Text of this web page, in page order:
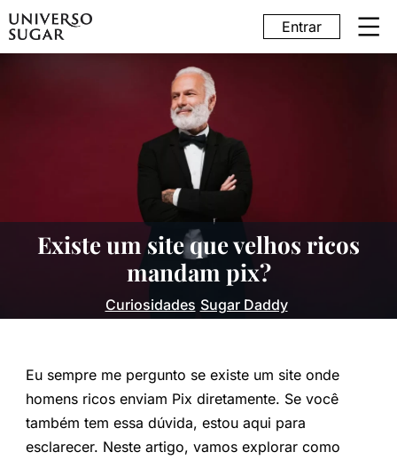
Entrar
Existe um site que velhos ricos
mandam pix?
Curiosidades Sugar Daddy
Eu sempre me pergunto se existe um site onde
homens ricos enviam Pix diretamente. Se você
também tem essa dúvida, estou aqui para
esclarecer. Neste artigo, vamos explorar como